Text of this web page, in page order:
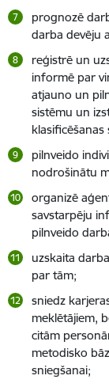
prognozē
darba devēju
reģistrē un
informē par
atjauno un
sistēmu un
klasificēšanas
pilnveido
nodrošinātu
organizē
savstarpēju
pilnveido
uzskaita
par tām;
sniedz
meklētājiem,
citām
metodisko
sniegšanai;